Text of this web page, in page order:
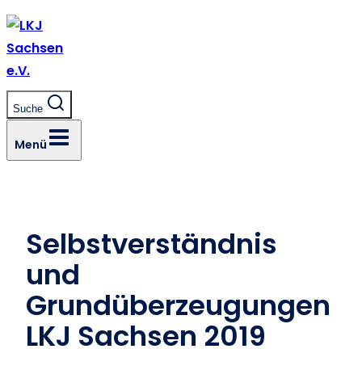
Zum
Inhalt
springen
Suche
Menü
Selbstverständnis
und
Grundüberzeugungen
LKJ Sachsen 2019